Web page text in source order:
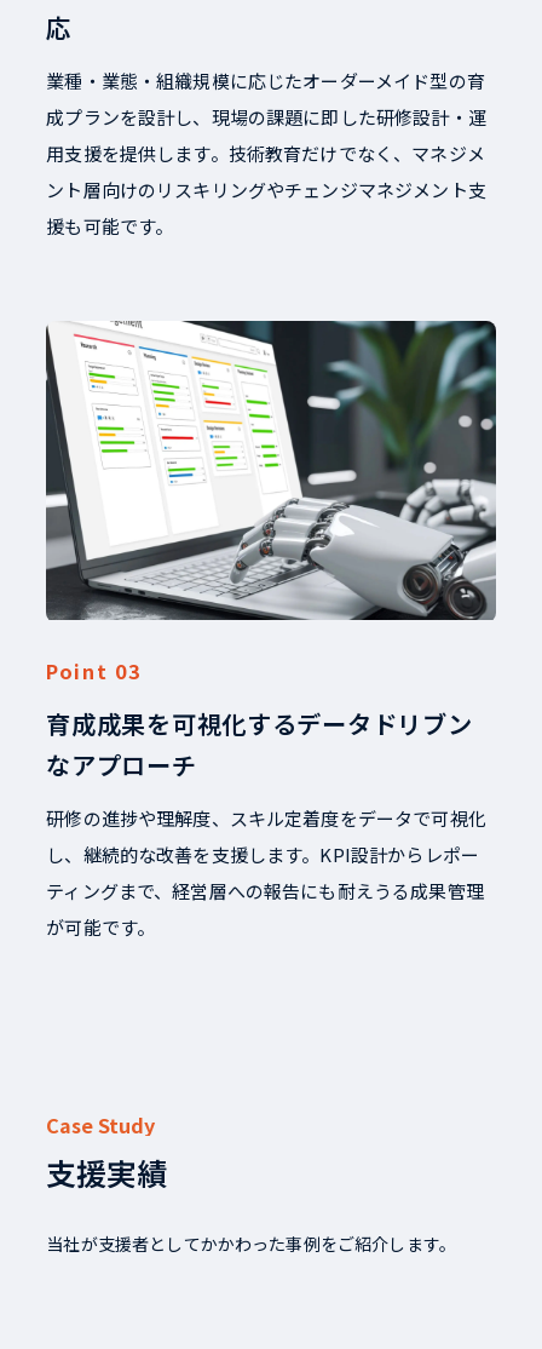
応
業種・業態・組織規模に応じたオーダーメイド型の育
成プランを設計し、現場の課題に即した研修設計・運
用支援を提供します。技術教育だけでなく、マネジメ
ント層向けのリスキリングやチェンジマネジメント支
援も可能です。
育成成果を可視化するデータドリブン
なアプローチ
研修の進捗や理解度、スキル定着度をデータで可視化
し、継続的な改善を支援します。KPI設計からレポー
ティングまで、経営層への報告にも耐えうる成果管理
が可能です。
Case Study
支援実績
当社が支援者としてかかわった事例をご紹介します。